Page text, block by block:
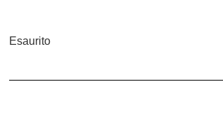
Esaurito